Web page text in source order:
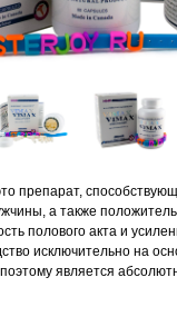
препарат,
а также
полового акта и
исключительно на
является